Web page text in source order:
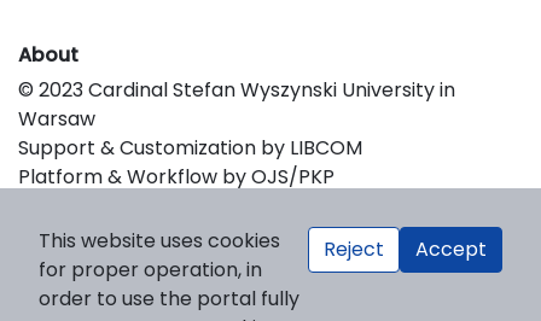
About
© 2023 Cardinal Stefan Wyszynski University in
Warsaw
Support & Customization by LIBCOM
Platform & Workflow by OJS/PKP
This website uses cookies
for proper operation, in
order to use the portal fully
Reject Accept